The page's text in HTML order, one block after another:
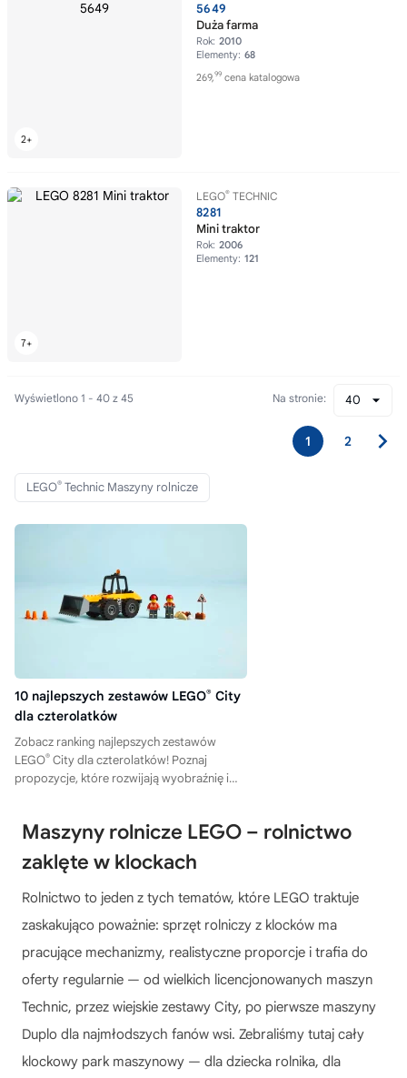
5649
Duża farma
Rok: 2010
Elementy: 68
269,99 cena katalogowa
LEGO® TECHNIC
8281
Mini traktor
Rok: 2006
Elementy: 121
Wyświetlono 1 - 40 z 45 40
Na stronie:
1 2
LEGO® Technic Maszyny rolnicze
10 najlepszych zestawów LEGO® City
dla czterolatków
Zobacz ranking najlepszych zestawów
LEGO® City dla czterolatków! Poznaj
propozycje, które rozwijają wyobraźnię i
Maszyny rolnicze LEGO – rolnictwo
zaklęte w klockach
Rolnictwo to jeden z tych tematów, które LEGO traktuje
zaskakująco poważnie: sprzęt rolniczy z klocków ma
pracujące mechanizmy, realistyczne proporcje i trafia do
oferty regularnie — od wielkich licencjonowanych maszyn
Technic, przez wiejskie zestawy City, po pierwsze maszyny
Duplo dla najmłodszych fanów wsi. Zebraliśmy tutaj cały
klockowy park maszynowy — dla dziecka rolnika, dla